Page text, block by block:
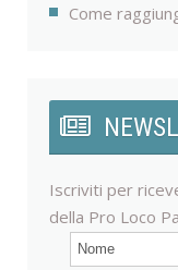
Come
Iscriviti per
della Pro Loco